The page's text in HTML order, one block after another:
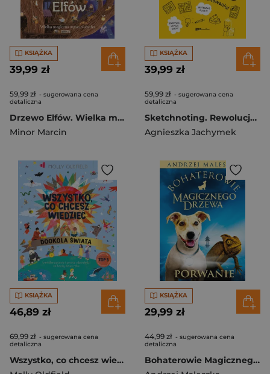
KSIĄŻKA
39,99 zł
59,99 zł - sugerowana cena
detaliczna
Drzewo Elfów. Wielka magiczna wyszukiwanka
Minor Marcin
KSIĄŻKA
39,99 zł
59,99 zł - sugerowana cena
detaliczna
Sketchnoting. Rewolucja w notowaniu
Agnieszka Jachymek
KSIĄŻKA
46,89 zł
69,99 zł - sugerowana cena
detaliczna
Wszystko, co chcesz wiedzieć. Dookoła świata. Genialne pytania i proste odpowiedzi na każdy dzień roku
KSIĄŻKA
29,99 zł
44,99 zł - sugerowana cena
detaliczna
Bohaterowie Magicznego Drzewa. Porwanie [2026]